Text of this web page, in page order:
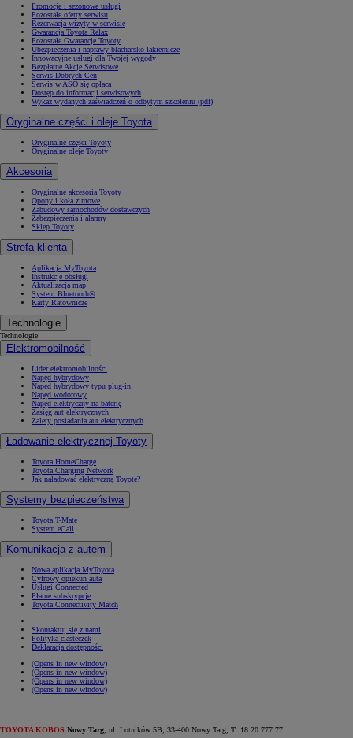
Promocje i sezonowe usługi
Pozostałe oferty serwisu
Rezerwacja wizyty w serwisie
Gwarancja Toyota Relax
Pozostałe Gwarancje Toyoty
Ubezpieczenia i naprawy blacharsko-lakiernicze
Innowacyjne usługi dla Twojej wygody
Bezpłatne Akcje Serwisowe
Serwis Dobrych Cen
Serwis w ASO się opłaca
Dostęp do informacji serwisowych
Wykaz wydanych zaświadczeń o odbytym szkoleniu (pdf)
Oryginalne części i oleje Toyota
Oryginalne części Toyoty
Oryginalne oleje Toyoty
Akcesoria
Oryginalne akcesoria Toyoty
Opony i koła zimowe
Zabudowy samochodów dostawczych
Zabezpieczenia i alarmy
Sklep Toyoty
Strefa klienta
Aplikacja MyToyota
Instrukcje obsługi
Aktualizacja map
System Bluetooth®
Karty Ratownicze
Technologie
Technologie
Elektromobilność
Lider elektromobilności
Napęd hybrydowy
Napęd hybrydowy typu plug-in
Napęd wodorowy
Napęd elektryczny na baterię
Zasięg aut elektrycznych
Zalety posiadania aut elektrycznych
Ładowanie elektrycznej Toyoty
Toyota HomeCharge
Toyota Charging Network
Jak naładować elektryczną Toyotę?
Systemy bezpieczeństwa
Toyota T-Mate
System eCall
Komunikacja z autem
Nowa aplikacja MyToyota
Cyfrowy opiekun auta
Usługi Connected
Płatne subskrypcje
Toyota Connectivity Match
Skontaktuj się z nami
Polityka ciasteczek
Deklaracja dostępności
(Opens in new window)
(Opens in new window)
(Opens in new window)
(Opens in new window)
TOYOTA KOBOS Nowy Targ , ul. Lotników 5B, 33-400 Nowy Targ, T: 18 20 777 77